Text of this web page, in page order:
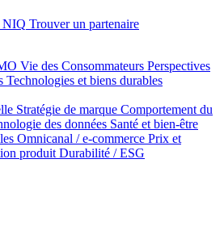
NIQ Trouver un partenaire
Vie des Consommateurs Perspectives
Technologies et biens durables
Stratégie de marque Comportement du
des données Santé et bien‑être
Omnicanal / e‑commerce Prix et
produit Durabilité / ESG